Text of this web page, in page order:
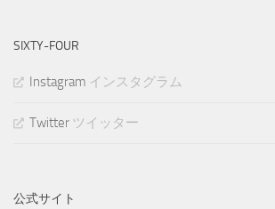
ブ
SIXTY-FOUR
Instagram インスタグラム
Twitter ツイッター
公式サイト